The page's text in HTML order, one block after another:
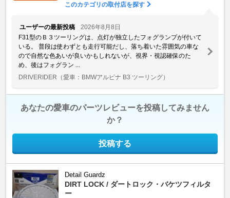
このカテゴリの取付店を探す
ユーザーの最新投稿
2026年8月8日
F31型のＢ３ツーリングは、点灯が独立したフォグランプが付いて
いる。 普段は使わずとも走行可能だし、落ち着いた雰囲気の車な
ので自然な色あいが良いかもしれないが、視界・視認確保のた
め、後はフォグラン ...
DRIVERIDER （愛車：BMWアルピナ B3 ツーリング）
あなたの愛車のパーツレビューを投稿してみません
か？
投稿する
Detail Guardz
DIRT LOCK / ダートロック・バケツフィルタ
ー